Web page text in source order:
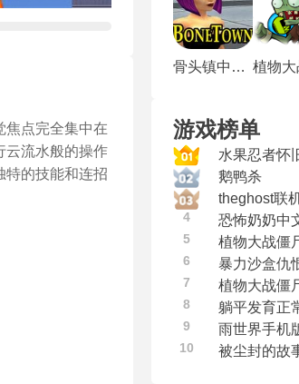
焦点完全集中在
云流水般的操作
特的技能和连招
骨头镇中文版
游戏榜单
水果忍者怀
鹅鸭杀
theghost联
4
恐怖奶奶中
5
植物大战僵
6
暴力沙盒仇
7
植物大战僵
8
躺平发育正
9
雨世界手机
10
被尘封的故